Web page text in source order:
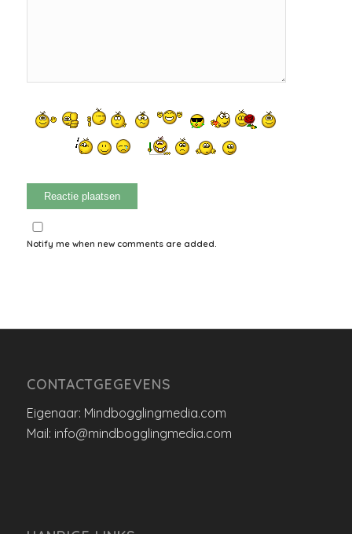
Notify me when new comments are added.
CONTACTGEGEVENS
Eigenaar: Mindbogglingmedia.com
Mail: info@mindbogglingmedia.com